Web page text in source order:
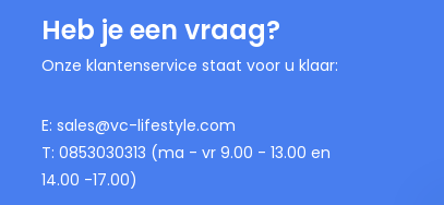
Heb je een vraag?
Onze klantenservice staat voor u klaar:
E: sales@vc-lifestyle.com
T: 0853030313 (ma - vr 9.00 - 13.00 en
14.00 -17.00)